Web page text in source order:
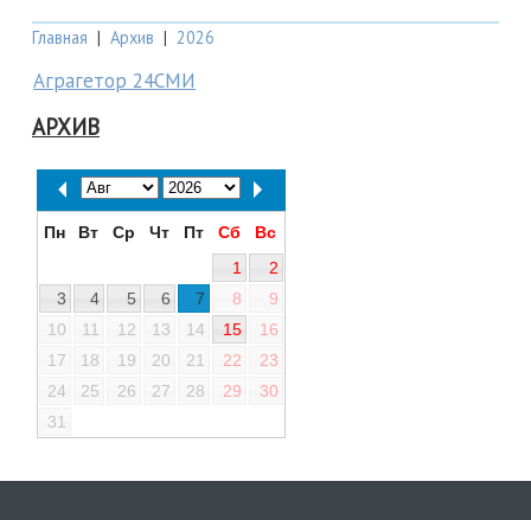
Главная | Архив | 2026
Аграгетор 24СМИ
АРХИВ
Пн Вт Ср Чт Пт Сб
Вс
1
2
3
4 5 6 7 8
9
10
11 12 13 14 15
16
17
18 19 20 21 22
23
24
25 26 27 28 29
30
31